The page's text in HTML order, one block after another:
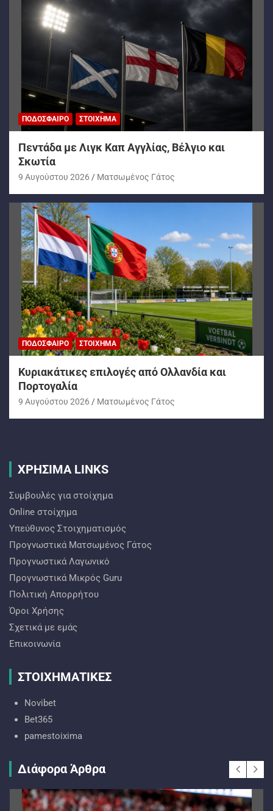
ΠΟΔΌΣΦΑΙΡΟ ΣΤΟΊΧΗΜΑ
Πεντάδα με Λιγκ Καπ Αγγλίας, Βέλγιο και
Σκωτία
9 Αυγούστου 2026 Ματσωμένος Γάτος
ΠΟΔΌΣΦΑΙΡΟ ΣΤΟΊΧΗΜΑ
Kυριακάτικες επιλογές από Ολλανδία και
Πορτογαλία
9 Αυγούστου 2026 Ματσωμένος Γάτος
ΧΡΗΣΙΜΑ LINKS
Συμβουλές για στοίχημα
Online στοίχημα
Υπεύθυνος Στοιχηματισμός
Προγνωστικά Ματσωμένος Γάτος
Προγνωστικά Λαγωνικό
Προγνωστικά Mικρός Guru
Πολιτική Απορρήτου
Όροι Χρήσης
Σχετικά με εμάς
Επικοινωνία
ΣΤΟΙΧΗΜΑΤΙΚΕΣ
Novibet
Bet365
pamestoixima
Διάφορα Άρθρα